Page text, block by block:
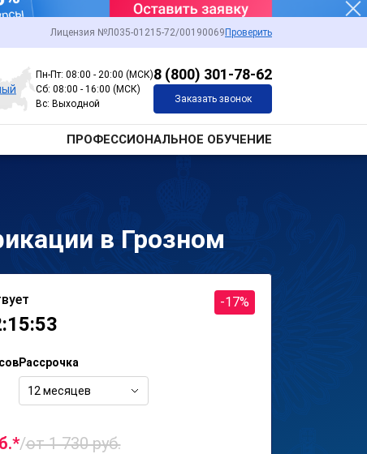
Лицензия №Л035-01215-72/00190069 Проверить
Пн-Пт: 08:00 - 20:00 (МСК)
Сб: 08:00 - 16:00 (МСК)
Вс: Выходной
8 (800) 301-78-62
Заказать звонок
ПРОФЕССИОНАЛЬНОЕ ОБУЧЕНИЕ
в Грозном
-17%
Рассрочка
12 месяцев
/от 1 730 руб.